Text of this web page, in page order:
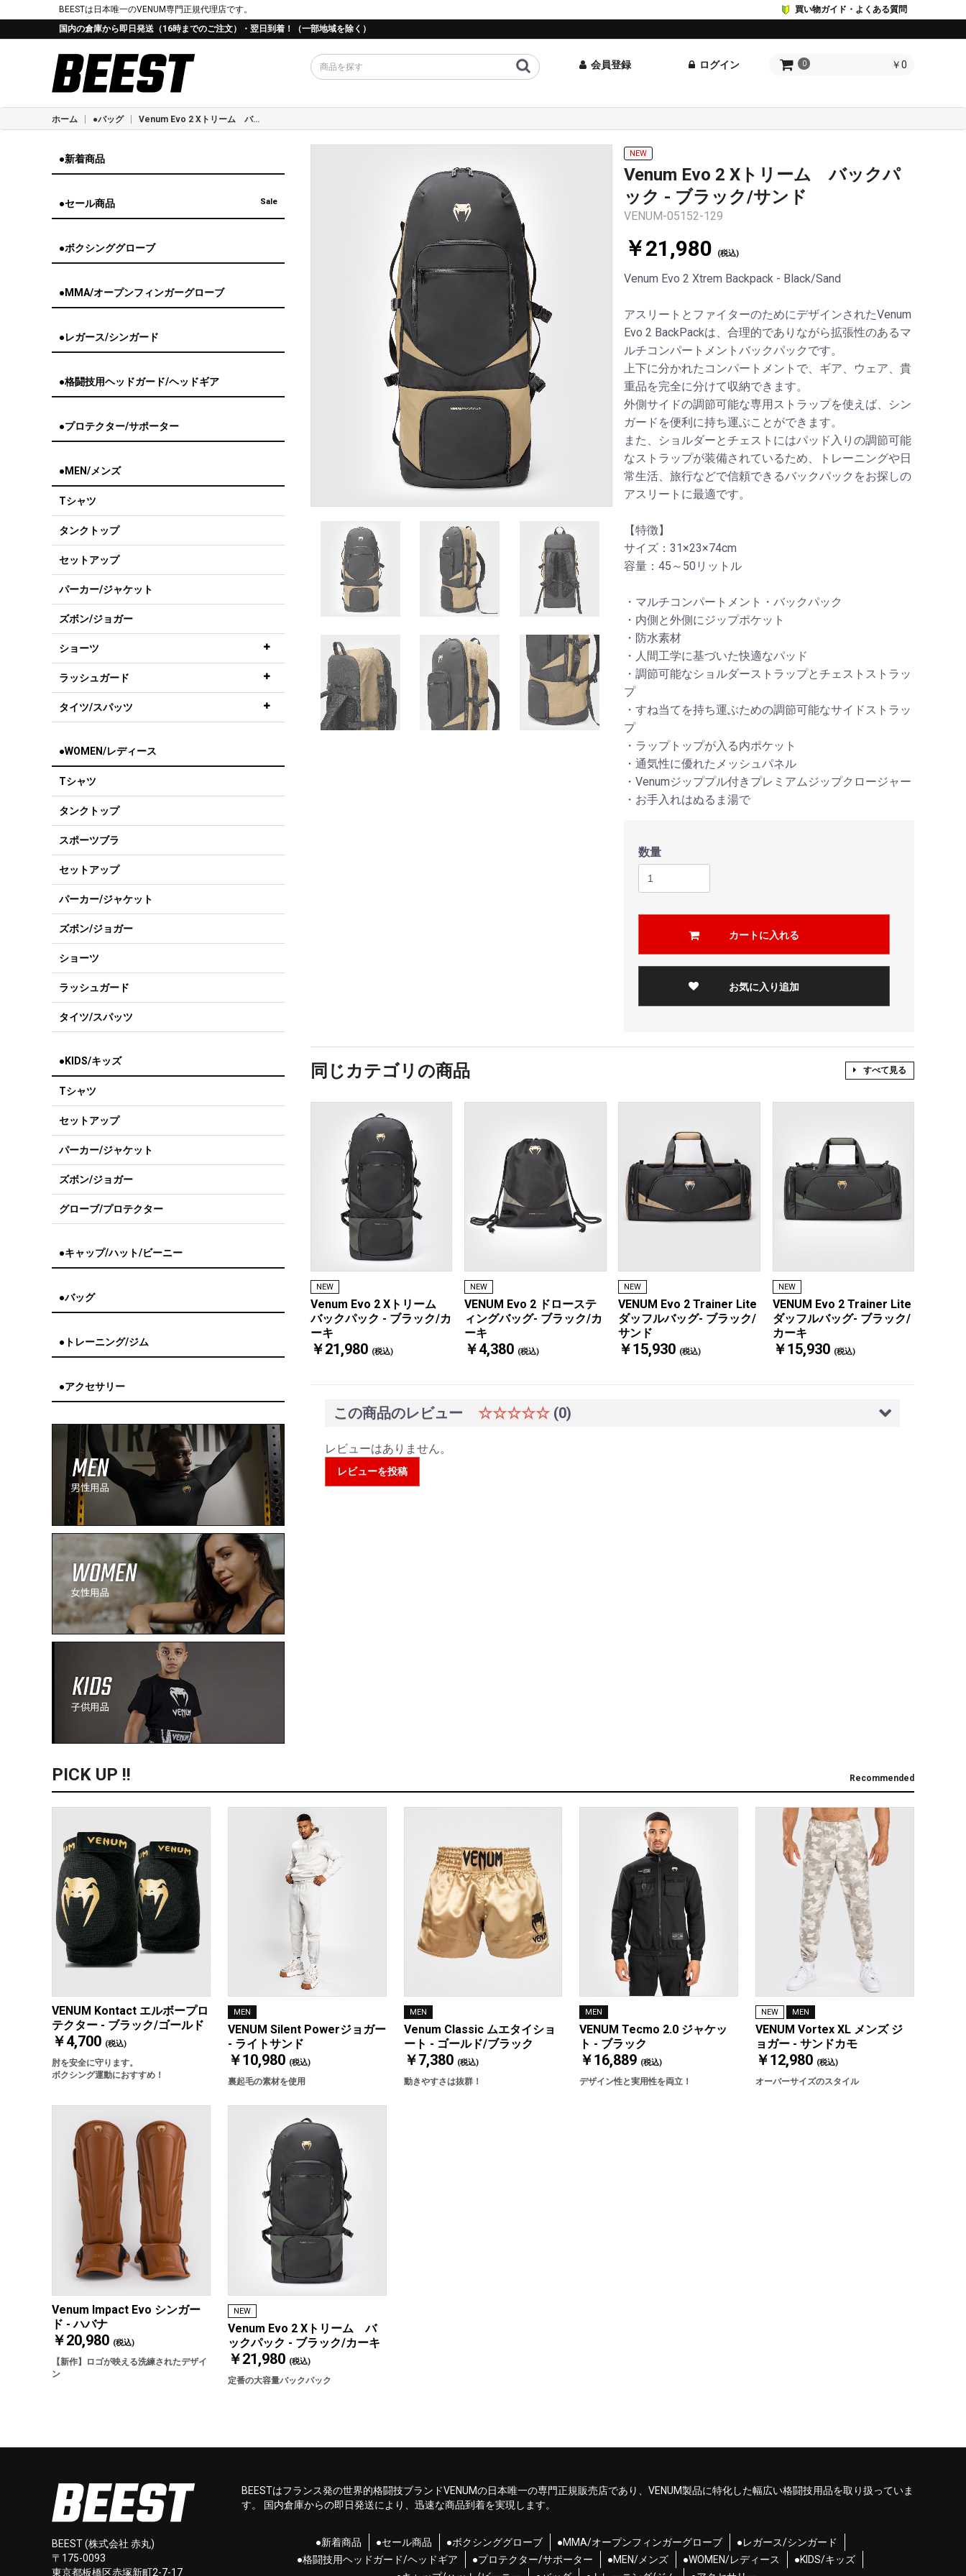
BEESTは日本唯一のVENUM専門正規代理店です。
買い物ガイド・よくある質問
国内の倉庫から即日発送（16時までのご注文）・翌日到着！（一部地域を除く）
会員登録 ログイン 0 ￥0
ホーム ●バッグ Venum Evo 2 Xトリーム バックパック - ブラック/サンド
●新着商品
●セール商品 Sale
●ボクシンググローブ
●MMA/オープンフィンガーグローブ
●レガース/シンガード
●格闘技用ヘッドガード/ヘッドギア
●プロテクター/サポーター
●MEN/メンズ
Tシャツ
タンクトップ
セットアップ
パーカー/ジャケット
ズボン/ジョガー
ショーツ
ラッシュガード
タイツ/スパッツ
●WOMEN/レディース
Tシャツ
タンクトップ
スポーツブラ
セットアップ
パーカー/ジャケット
ズボン/ジョガー
ショーツ
ラッシュガード
タイツ/スパッツ
●KIDS/キッズ
Tシャツ
セットアップ
パーカー/ジャケット
ズボン/ジョガー
グローブ/プロテクター
●キャップ/ハット/ビーニー
●バッグ
●トレーニング/ジム
●アクセサリー
NEW
Venum Evo 2 Xトリーム バックパ
ック - ブラック/サンド
VENUM-05152-129
￥21,980 (税込)
Venum Evo 2 Xtrem Backpack - Black/Sand
アスリートとファイターのためにデザインされたVenum
Evo 2 BackPackは、合理的でありながら拡張性のあるマ
ルチコンパートメントバックパックです。
上下に分かれたコンパートメントで、ギア、ウェア、貴
重品を完全に分けて収納できます。
外側サイドの調節可能な専用ストラップを使えば、シン
ガードを便利に持ち運ぶことができます。
また、ショルダーとチェストにはパッド入りの調節可能
なストラップが装備されているため、トレーニングや日
常生活、旅行などで信頼できるバックパックをお探しの
アスリートに最適です。
【特徴】
サイズ：31×23×74cm
容量：45～50リットル
・マルチコンパートメント・バックパック
・内側と外側にジップポケット
・防水素材
・人間工学に基づいた快適なパッド
・調節可能なショルダーストラップとチェストストラッ
プ
・すね当てを持ち運ぶための調節可能なサイドストラッ
プ
・ラップトップが入る内ポケット
・通気性に優れたメッシュパネル
・Venumジッププル付きプレミアムジップクロージャー
・お手入れはぬるま湯で
数量
カートに入れる
お気に入り追加
同じカテゴリの商品 すべて見る
NEW
Venum Evo 2 Xトリーム
バックパック - ブラック/カ
ーキ
￥21,980 (税込)
NEW
VENUM Evo 2 ドローステ
ィングバッグ- ブラック/カ
ーキ
￥4,380 (税込)
NEW
VENUM Evo 2 Trainer Lite
ダッフルバッグ- ブラック/
サンド
￥15,930 (税込)
NEW
VENUM Evo 2 Trainer Lite
ダッフルバッグ- ブラック/
カーキ
￥15,930 (税込)
この商品のレビュー ☆☆☆☆☆ (0)
レビューはありません。
レビューを投稿
PICK UP !! Recommended
VENUM Kontact エルボープロ
テクター - ブラック/ゴールド
￥4,700 (税込)
肘を安全に守ります。
ボクシング運動におすすめ！
MEN
VENUM Silent Powerジョガー
- ライトサンド
￥10,980 (税込)
裏起毛の素材を使用
MEN
Venum Classic ムエタイショ
ート - ゴールド/ブラック
￥7,380 (税込)
動きやすさは抜群！
MEN
VENUM Tecmo 2.0 ジャケッ
ト - ブラック
￥16,889 (税込)
デザイン性と実用性を両立！
NEW MEN
VENUM Vortex XL メンズ ジ
ョガー - サンドカモ
￥12,980 (税込)
オーバーサイズのスタイル
Venum Impact Evo シンガー
ド - ハバナ
￥20,980 (税込)
【新作】ロゴが映える洗練されたデザイ
ン
NEW
Venum Evo 2 Xトリーム バ
ックパック - ブラック/カーキ
￥21,980 (税込)
定番の大容量バックパック
BEEST (株式会社 赤丸)
〒175-0093
東京都板橋区赤塚新町2-7-17
BEESTはフランス発の世界的格闘技ブランドVENUMの日本唯一の専門正規販売店であり、VENUM製品に特化した幅広い格闘技用品を取り扱っていま
す。 国内倉庫からの即日発送により、迅速な商品到着を実現します。
●新着商品 ●セール商品 ●ボクシンググローブ ●MMA/オープンフィンガーグローブ
●レガース/シンガード
●格闘技用ヘッドガード/ヘッドギア
●プロテクター/サポーター ●MEN/メンズ ●WOMEN/レディース
●KIDS/キッズ